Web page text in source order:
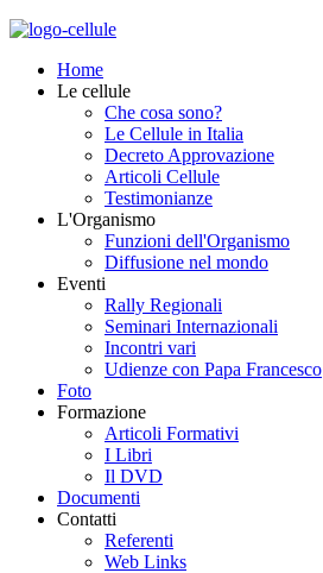
Home
Le cellule
Che cosa sono?
Le Cellule in Italia
Decreto Approvazione
Articoli Cellule
Testimonianze
L'Organismo
Funzioni dell'Organismo
Diffusione nel mondo
Eventi
Rally Regionali
Seminari Internazionali
Incontri vari
Udienze con Papa Francesco
Foto
Formazione
Articoli Formativi
I Libri
Il DVD
Documenti
Contatti
Referenti
Web Links